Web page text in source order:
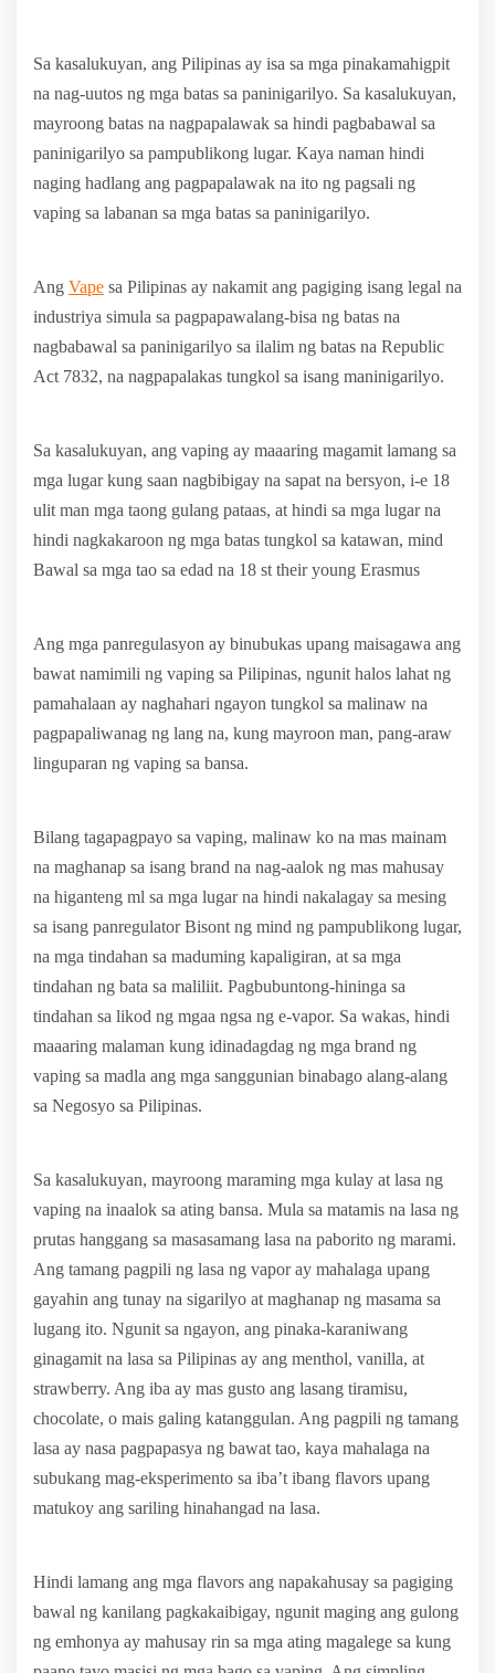
Sa kasalukuyan, ang Pilipinas ay isa sa mga pinakamahigpit
na nag-uutos ng mga batas sa paninigarilyo. Sa kasalukuyan,
mayroong batas na nagpapalawak sa hindi pagbabawal sa
paninigarilyo sa pampublikong lugar. Kaya naman hindi
naging hadlang ang pagpapalawak na ito ng pagsali ng
vaping sa labanan sa mga batas sa paninigarilyo.
Ang Vape sa Pilipinas ay nakamit ang pagiging isang legal na
industriya simula sa pagpapawalang-bisa ng batas na
nagbabawal sa paninigarilyo sa ilalim ng batas na Republic
Act 7832, na nagpapalakas tungkol sa isang maninigarilyo.
Sa kasalukuyan, ang vaping ay maaaring magamit lamang sa
mga lugar kung saan nagbibigay na sapat na bersyon, i-e 18
ulit man mga taong gulang pataas, at hindi sa mga lugar na
hindi nagkakaroon ng mga batas tungkol sa katawan, mind
Bawal sa mga tao sa edad na 18 st their young Erasmus
Ang mga panregulasyon ay binubukas upang maisagawa ang
bawat namimili ng vaping sa Pilipinas, ngunit halos lahat ng
pamahalaan ay naghahari ngayon tungkol sa malinaw na
pagpapaliwanag ng lang na, kung mayroon man, pang-araw
linguparan ng vaping sa bansa.
Bilang tagapagpayo sa vaping, malinaw ko na mas mainam
na maghanap sa isang brand na nag-aalok ng mas mahusay
na higanteng ml sa mga lugar na hindi nakalagay sa mesing
sa isang panregulator Bisont ng mind ng pampublikong lugar,
na mga tindahan sa maduming kapaligiran, at sa mga
tindahan ng bata sa maliliit. Pagbubuntong-hininga sa
tindahan sa likod ng mgaa ngsa ng e-vapor. Sa wakas, hindi
maaaring malaman kung idinadagdag ng mga brand ng
vaping sa madla ang mga sanggunian binabago alang-alang
sa Negosyo sa Pilipinas.
Sa kasalukuyan, mayroong maraming mga kulay at lasa ng
vaping na inaalok sa ating bansa. Mula sa matamis na lasa ng
prutas hanggang sa masasamang lasa na paborito ng marami.
Ang tamang pagpili ng lasa ng vapor ay mahalaga upang
gayahin ang tunay na sigarilyo at maghanap ng masama sa
lugang ito. Ngunit sa ngayon, ang pinaka-karaniwang
ginagamit na lasa sa Pilipinas ay ang menthol, vanilla, at
strawberry. Ang iba ay mas gusto ang lasang tiramisu,
chocolate, o mais galing katanggulan. Ang pagpili ng tamang
lasa ay nasa pagpapasya ng bawat tao, kaya mahalaga na
subukang mag-eksperimento sa iba’t ibang flavors upang
matukoy ang sariling hinahangad na lasa.
Hindi lamang ang mga flavors ang napakahusay sa pagiging
bawal ng kanilang pagkakaibigay, ngunit maging ang gulong
ng emhonya ay mahusay rin sa mga ating magalege sa kung